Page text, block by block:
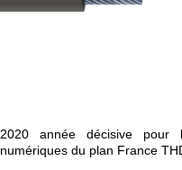
2020 année décisive pour
numériques du plan France